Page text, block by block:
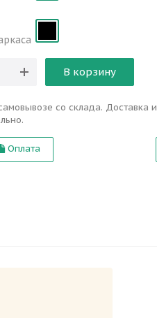
В корзину
со склада. Доставка
Оплата